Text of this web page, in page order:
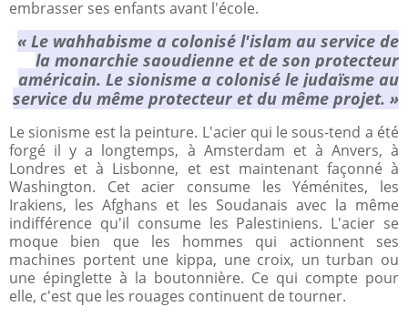
embrasser ses enfants avant l'école.
« Le wahhabisme a colonisé l'islam au service de
la monarchie saoudienne et de son protecteur
américain. Le sionisme a colonisé le judaïsme au
service du même protecteur et du même projet. »
Le sionisme est la peinture. L'acier qui le sous-tend a été
forgé il y a longtemps, à Amsterdam et à Anvers, à
Londres et à Lisbonne, et est maintenant façonné à
Washington. Cet acier consume les Yéménites, les
Irakiens, les Afghans et les Soudanais avec la même
indifférence qu'il consume les Palestiniens. L'acier se
moque bien que les hommes qui actionnent ses
machines portent une kippa, une croix, un turban ou
une épinglette à la boutonnière. Ce qui compte pour
elle, c'est que les rouages ​​continuent de tourner.